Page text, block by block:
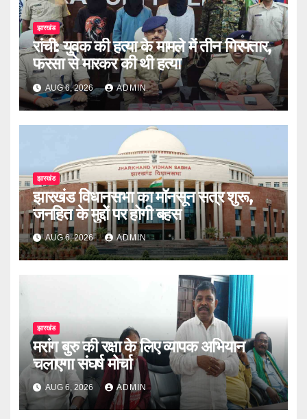
झारखंड
रांची: युवक की हत्या के मामले में तीन गिरफ्तार,
फरसा से मारकर की थी हत्या
AUG 6, 2026 ADMIN
झारखंड
झारखंड विधानसभा का मॉनसून सत्र शुरू,
जनहित के मुद्दों पर होगी बहस
AUG 6, 2026 ADMIN
झारखंड
मरांग बुरु की रक्षा के लिए व्यापक अभियान
चलाएगा संघर्ष मोर्चा
AUG 6, 2026 ADMIN